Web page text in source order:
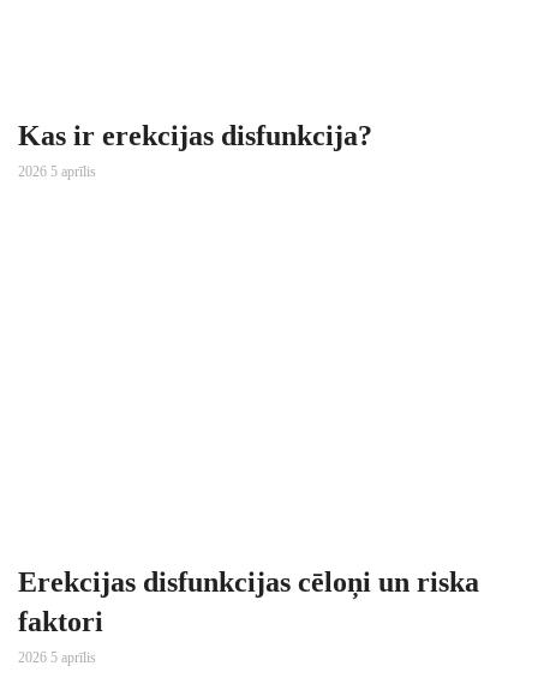
Kas ir erekcijas disfunkcija?
2026 5 aprīlis
Erekcijas disfunkcijas cēloņi un riska
faktori
2026 5 aprīlis